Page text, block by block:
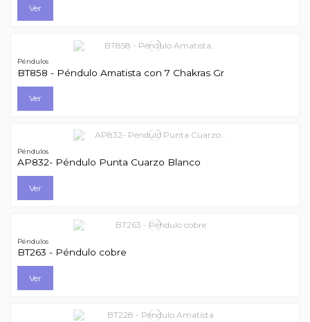
Ver
Péndulos
BT858 - Péndulo Amatista con 7 Chakras Gr
Ver
Péndulos
AP832- Péndulo Punta Cuarzo Blanco
Ver
Péndulos
BT263 - Péndulo cobre
Ver